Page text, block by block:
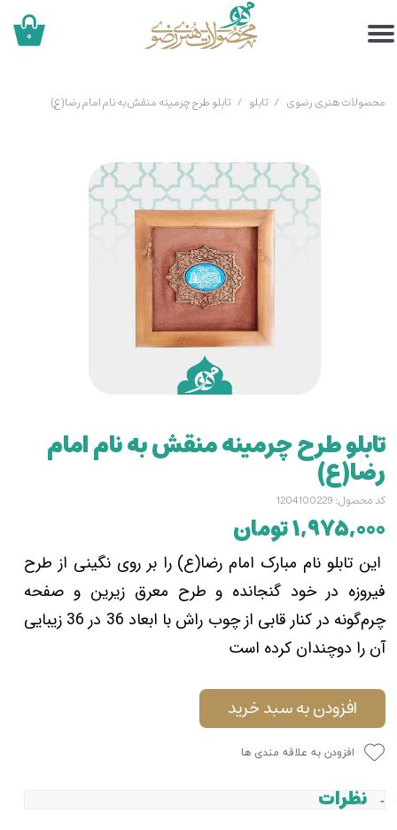
۰
محصولات هنری رضوی تابلو تابلو طرح چرمینه منقش به نام امام رضا(ع)
تابلو طرح چرمینه منقش به نام امام
رضا(ع)
کد محصول: 1204100229
۱,۹۷۵,۰۰۰ تومان
این تابلو نام مبارک امام رضا(ع) را بر روی نگینی از طرح
فیروزه در خود گنجانده و طرح معرق زیرین و صفحه
چرم‌گونه در کنار قابی از چوب راش با ابعاد 36 در 36 زیبایی
آن را دوچندان کرده است
افزودن به سبد خرید
افزودن به علاقه مندی ها
نظرات